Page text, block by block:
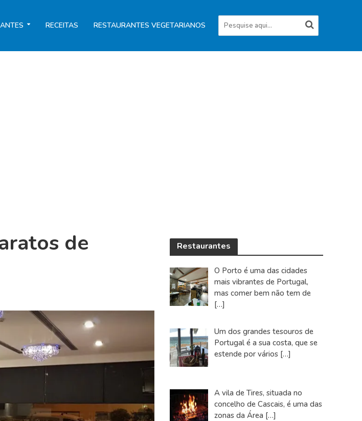
RECEITAS RESTAURANTES VEGETARIANOS
de
Restaurantes
O Porto é uma das cidades
mais vibrantes de Portugal,
mas comer bem não tem de
[…]
Um dos grandes tesouros de
Portugal é a sua costa, que se
estende por vários […]
A vila de Tires, situada no
concelho de Cascais, é uma das
zonas da Área […]